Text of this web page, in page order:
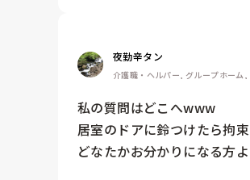
夜勤辛タン
介護職・ヘルパー, グループホーム,
私の質問はどこへwww
居室のドアに鈴つけたら拘
どなたかお分かりになる方